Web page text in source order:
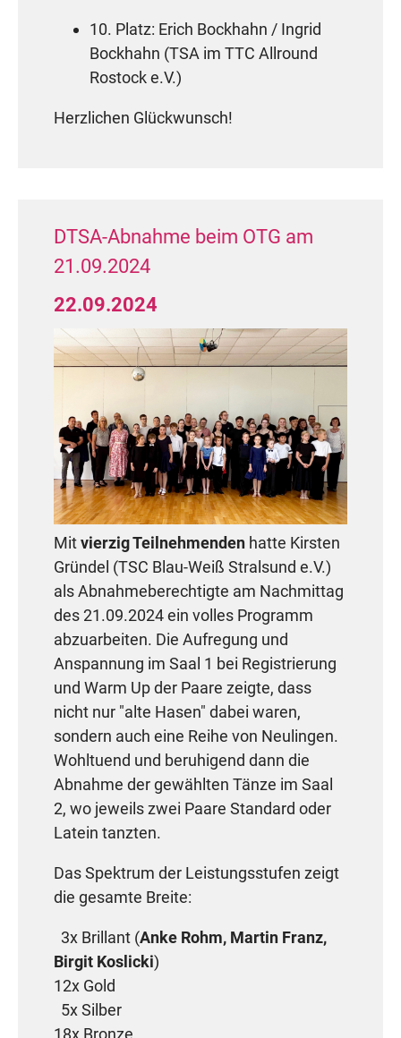
10. Platz: Erich Bockhahn / Ingrid
Bockhahn (TSA im TTC Allround
Rostock e.V.)
Herzlichen Glückwunsch!
DTSA-Abnahme beim OTG am
21.09.2024
22.09.2024
Mitvierzig Teilnehmenden hatte Kirsten
Gründel (TSC Blau-Weiß Stralsund e.V.)
als Abnahmeberechtigte am Nachmittag
des 21.09.2024 ein volles Programm
abzuarbeiten. Die Aufregung und
Anspannung im Saal 1 bei Registrierung
und Warm Up der Paare zeigte, dass
nicht nur "alte Hasen" dabei waren,
sondern auch eine Reihe von Neulingen.
Wohltuend und beruhigend dann die
Abnahme der gewählten Tänze im Saal
2, wo jeweils zwei Paare Standard oder
Latein tanzten.
Das Spektrum der Leistungsstufen zeigt
die gesamte Breite:
3x Brillant (Anke Rohm, Martin Franz,
Birgit Koslicki)
12x Gold
5x Silber
18x Bronze